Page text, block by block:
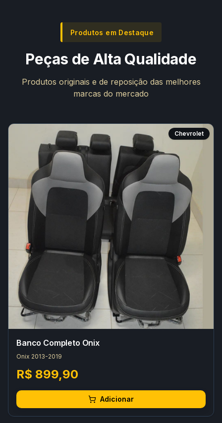
Produtos em Destaque
Peças de Alta Qualidade
Produtos originais e de reposição das melhores
marcas do mercado
Chevrolet
Banco Completo Onix
Onix 2013-2019
R$ 899,90
Adicionar